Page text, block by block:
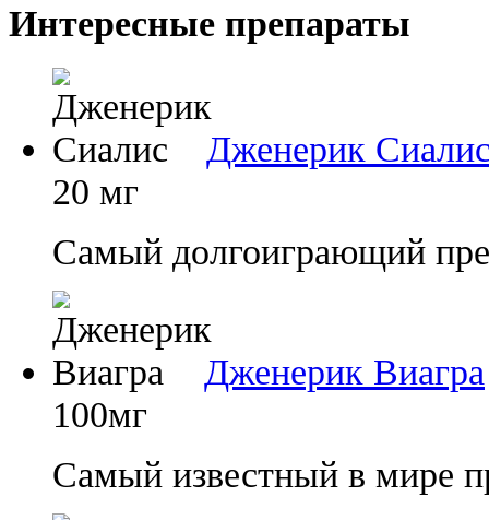
Интересные препараты
Дженерик
20 мг
Самый долгоиграющий
Дженерик Виагра
100мг
Самый известный в мире